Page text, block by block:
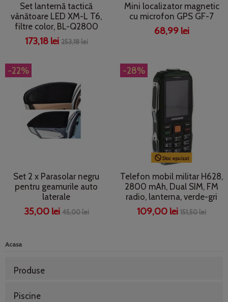
Set lanternă tactică
vânătoare LED XM-L T6,
filtre color, BL-Q2800
173,18 lei 253,18 lei
Mini localizator magnetic
cu microfon GPS GF-7
68,99 lei
-22%
Set 2 x Parasolar negru
pentru geamurile auto
laterale
35,00 lei 45,00 lei
-28%
Stoc epuizat
Telefon mobil militar H628,
2800 mAh, Dual SIM, FM
radio, lanterna, verde-gri
109,00 lei151,50 lei
Acasa
Produse
Piscine